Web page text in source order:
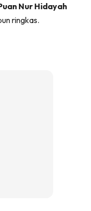
Nur Hidayah
ringkas.